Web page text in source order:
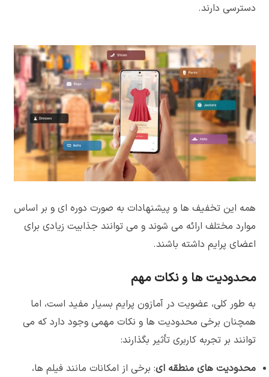
دسترسی دارند.
همه این تخفیف ها و پیشنهادات به صورت دوره ای و بر اساس
موارد مختلف ارائه می شوند و می توانند جذابیت زیادی برای
اعضای پرایم داشته باشند.
محدودیت ها و نکات مهم
به طور کلی، عضویت در آمازون پرایم بسیار مفید است، اما
همچنان برخی محدودیت ها و نکات مهمی وجود دارد که می
توانند بر تجربه کاربری تأثیر بگذارند:
محدودیت های منطقه ای: برخی از امکانات مانند فیلم ها،